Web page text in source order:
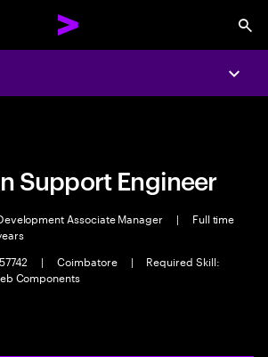
Support Engineer
Associate Manager |
Full time
| Coimbatore |
Required Skill:
Components
empleo